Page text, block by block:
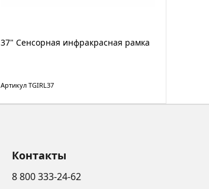
37" Сенсорная инфракрасная рамка
Артикул TGIRL37
Контакты
8 800 333-24-62